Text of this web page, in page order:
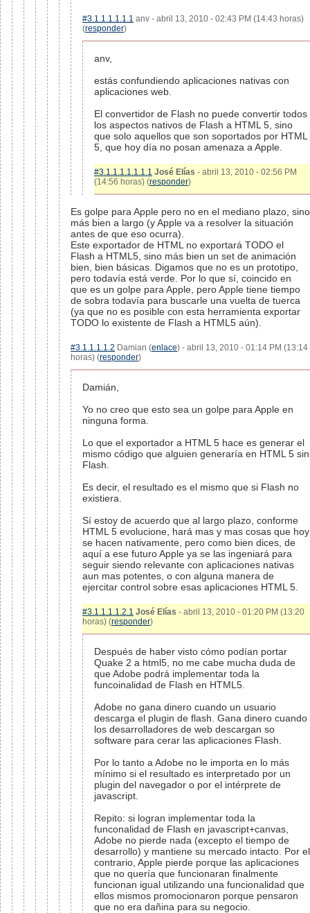
#3.1.1.1.1.1.1 anv - abril 13, 2010 - 02:43 PM (14:43 horas)
(responder)
anv,
estás confundiendo aplicaciones nativas con
aplicaciones web.
El convertidor de Flash no puede convertir todos
los aspectos nativos de Flash a HTML 5, sino
que solo aquellos que son soportados por HTML
5, que hoy día no posan amenaza a Apple.
#3.1.1.1.1.1.1.1 José Elías - abril 13, 2010 - 02:56 PM
(14:56 horas) (responder)
Es golpe para Apple pero no en el mediano plazo, sino
más bien a largo (y Apple va a resolver la situación
antes de que eso ocurra).
Este exportador de HTML no exportará TODO el
Flash a HTML5, sino más bien un set de animación
bien, bien básicas. Digamos que no es un prototipo,
pero todavía está verde. Por lo que sí, coincido en
que es un golpe para Apple, pero Apple tiene tiempo
de sobra todavía para buscarle una vuelta de tuerca
(ya que no es posible con esta herramienta exportar
TODO lo existente de Flash a HTML5 aún).
#3.1.1.1.1.2 Damian (enlace) - abril 13, 2010 - 01:14 PM (13:14
horas) (responder)
Damián,
Yo no creo que esto sea un golpe para Apple en
ninguna forma.
Lo que el exportador a HTML 5 hace es generar el
mismo código que alguien generaría en HTML 5 sin
Flash.
Es decir, el resultado es el mismo que si Flash no
existiera.
Sí estoy de acuerdo que al largo plazo, conforme
HTML 5 evolucione, hará mas y mas cosas que hoy
se hacen nativamente, pero como bien dices, de
aquí a ese futuro Apple ya se las ingeniará para
seguir siendo relevante con aplicaciones nativas
aun mas potentes, o con alguna manera de
ejercitar control sobre esas aplicaciones HTML 5.
#3.1.1.1.1.2.1 José Elías - abril 13, 2010 - 01:20 PM (13:20
horas) (responder)
Después de haber visto cómo podían portar
Quake 2 a html5, no me cabe mucha duda de
que Adobe podrá implementar toda la
funcoinalidad de Flash en HTML5.
Adobe no gana dinero cuando un usuario
descarga el plugin de flash. Gana dinero cuando
los desarrolladores de web descargan so
software para cerar las aplicaciones Flash.
Por lo tanto a Adobe no le importa en lo más
mínimo si el resultado es interpretado por un
plugin del navegador o por el intérprete de
javascript.
Repito: si logran implementar toda la
funconalidad de Flash en javascript+canvas,
Adobe no pierde nada (excepto el tiempo de
desarrollo) y mantiene su mercado intacto. Por el
contrario, Apple pierde porque las aplicaciones
que no quería que funcionaran finalmente
funcionan igual utilizando una funcionalidad que
ellos mismos promocionaron porque pensaron
que no era dañina para su negocio.